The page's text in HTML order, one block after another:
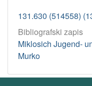
131.630 (514558)
Bibliografski zapis
Miklosich Jugend-
Murko